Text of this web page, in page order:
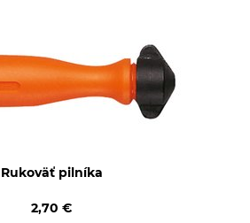
4 mm
Rukoväť pilníka
2,70 €